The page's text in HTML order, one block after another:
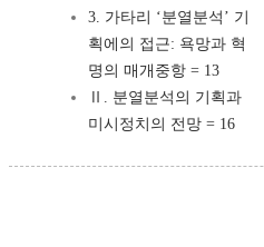
3. 가타리 ‘분열분석’ 기
획에의 접근: 욕망과 혁
명의 매개중항 = 13
Ⅱ. 분열분석의 기획과
미시정치의 전망 = 16